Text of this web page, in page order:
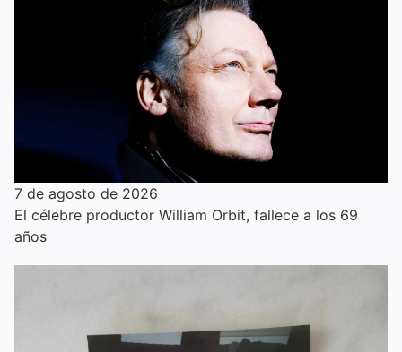
7 de agosto de 2026
El célebre productor William Orbit, fallece a los 69
años